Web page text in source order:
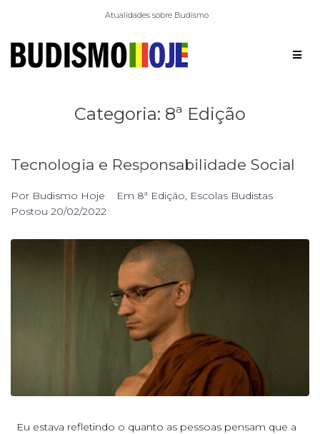
Atualidades sobre Budismo
Categoria: 8ª Edição
Tecnologia e Responsabilidade Social
Por Budismo Hoje Em 8ª Edição, Escolas Budistas
Postou 20/02/2022
Eu estava refletindo o quanto as pessoas pensam que a